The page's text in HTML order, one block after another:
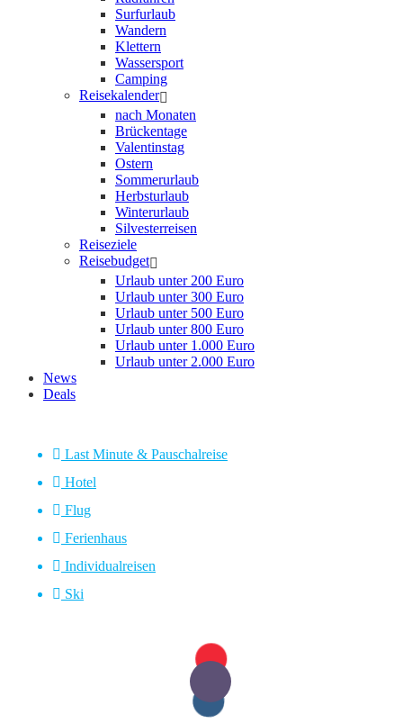
Surfurlaub
Wandern
Klettern
Wassersport
Camping
Reisekalender
nach Monaten
Brückentage
Valentinstag
Ostern
Sommerurlaub
Herbsturlaub
Winterurlaub
Silvesterreisen
Reiseziele
Reisebudget
Urlaub unter 200 Euro
Urlaub unter 300 Euro
Urlaub unter 500 Euro
Urlaub unter 800 Euro
Urlaub unter 1.000 Euro
Urlaub unter 2.000 Euro
News
Deals
Last Minute & Pauschalreise
Hotel
Flug
Ferienhaus
Individualreisen
Ski